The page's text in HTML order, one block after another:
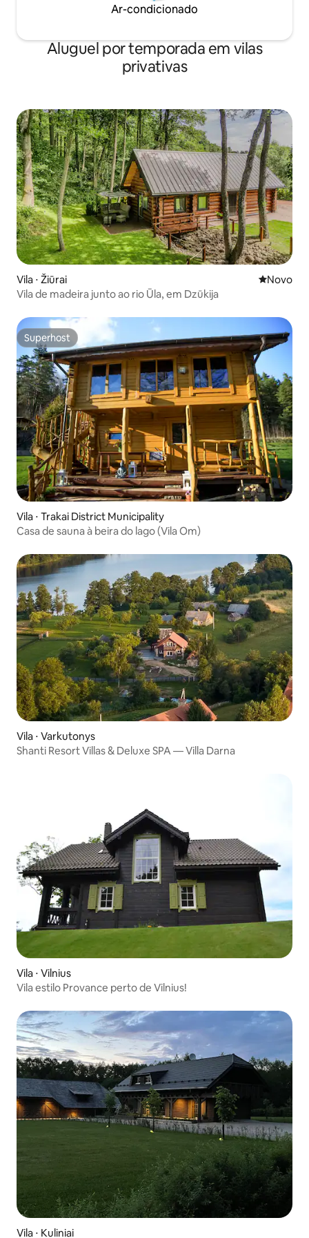
Ar-condicionado
Aluguel por temporada em vilas
privativas
Vila ⋅ Žiūrai Novo
Novo
Vila de madeira junto ao rio Ūla, em Dzūkija
Superhost
Superhost
Vila ⋅ Trakai District Municipality
Casa de sauna à beira do lago (Vila Om)
Vila ⋅ Varkutonys
Shanti Resort Villas & Deluxe SPA — Villa Darna
Vila ⋅ Vilnius
Vila estilo Provance perto de Vilnius!
Vila ⋅ Kuliniai